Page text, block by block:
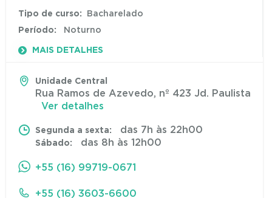
Tipo de curso: Bacharelado
Período: Noturno
MAIS DETALHES
Unidade Central
Rua Ramos de Azevedo, nº 423 Jd. Paulista
Ver detalhes
Segunda a sexta: das 7h às 22h00
Sábado: das 8h às 12h00
+55 (16) 99719-0671
+55 (16) 3603-6600